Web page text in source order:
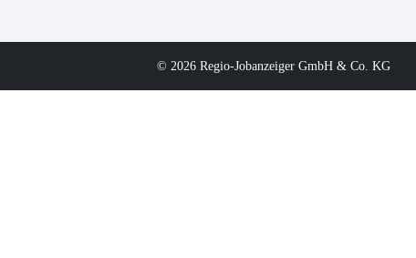
© 2026 Regio-Jobanzeiger GmbH & Co. KG